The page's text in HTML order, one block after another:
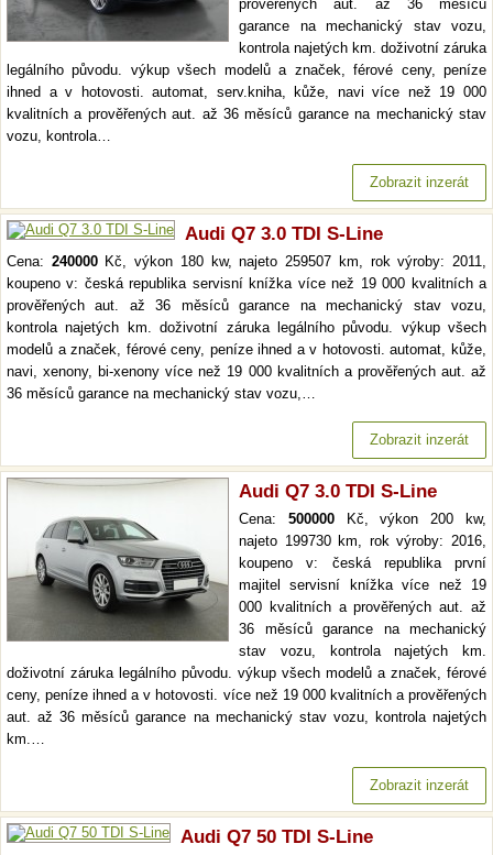
prověřených aut. až 36 měsíců
garance na mechanický stav vozu,
kontrola najetých km. doživotní záruka
legálního původu. výkup všech modelů a značek, férové ceny, peníze
ihned a v hotovosti. automat, serv.kniha, kůže, navi více než 19 000
kvalitních a prověřených aut. až 36 měsíců garance na mechanický stav
vozu, kontrola…
Zobrazit inzerát
Audi Q7 3.0 TDI S-Line
Cena: 240000Kč, výkon 180 kw, najeto 259507 km, rok výroby: 2011,
koupeno v: česká republika servisní knížka více než 19 000 kvalitních a
prověřených aut. až 36 měsíců garance na mechanický stav vozu,
kontrola najetých km. doživotní záruka legálního původu. výkup všech
modelů a značek, férové ceny, peníze ihned a v hotovosti. automat, kůže,
navi, xenony, bi-xenony více než 19 000 kvalitních a prověřených aut. až
36 měsíců garance na mechanický stav vozu,…
Zobrazit inzerát
Audi Q7 3.0 TDI S-Line
Cena: 500000Kč, výkon 200 kw,
najeto 199730 km, rok výroby: 2016,
koupeno v: česká republika první
majitel servisní knížka více než 19
000 kvalitních a prověřených aut. až
36 měsíců garance na mechanický
stav vozu, kontrola najetých km.
doživotní záruka legálního původu. výkup všech modelů a značek, férové
ceny, peníze ihned a v hotovosti. více než 19 000 kvalitních a prověřených
aut. až 36 měsíců garance na mechanický stav vozu, kontrola najetých
km.…
Zobrazit inzerát
Audi Q7 50 TDI S-Line